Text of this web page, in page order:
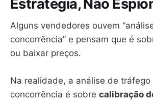
Estratégia, Não
Alguns vendedores ouvem
concorrência” e pensam que é
ou baixar preços.
Na realidade, a análise de tráfego
concorrência é sobre calibração